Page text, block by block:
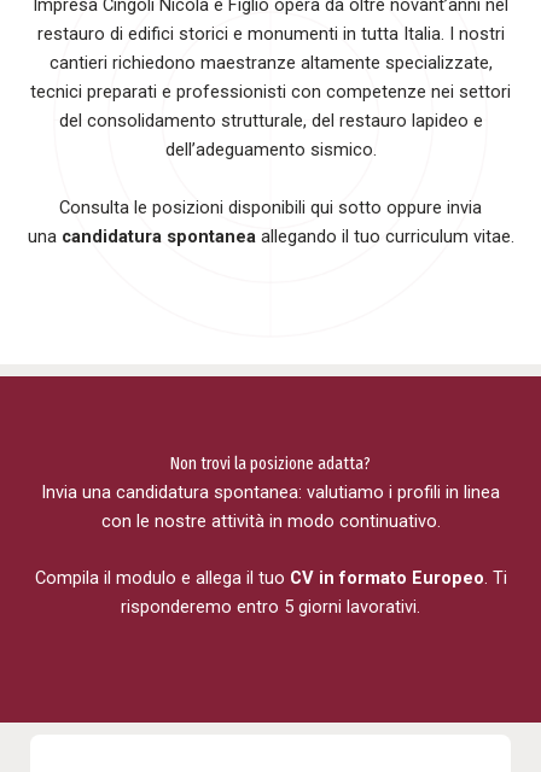
Impresa Cingoli Nicola e Figlio opera da oltre novant’anni nel
restauro di edifici storici e monumenti in tutta Italia. I nostri
cantieri richiedono maestranze altamente specializzate,
tecnici preparati e professionisti con competenze nei settori
del consolidamento strutturale, del restauro lapideo e
dell’adeguamento sismico.
Consulta le posizioni disponibili qui sotto oppure invia
una candidatura spontanea allegando il tuo curriculum vitae.
Non trovi la posizione adatta?
Invia una candidatura spontanea: valutiamo i profili in linea
con le nostre attività in modo continuativo.
Compila il modulo e allega il tuo CV in formato Europeo. Ti
risponderemo entro 5 giorni lavorativi.